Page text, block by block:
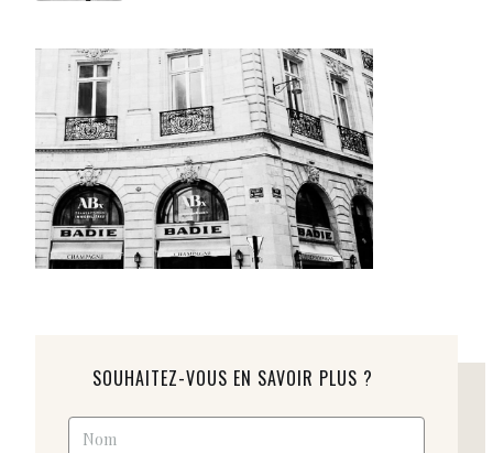
SOUHAITEZ-VOUS EN SAVOIR PLUS ?